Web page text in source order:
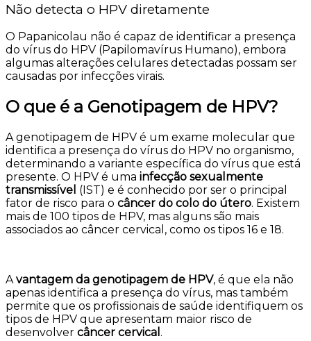
Não detecta o HPV diretamente
O Papanicolau não é capaz de identificar a presença
do vírus do HPV (Papilomavírus Humano), embora
algumas alterações celulares detectadas possam ser
causadas por infecções virais.
O que é a Genotipagem de HPV?
A genotipagem de HPV é um exame molecular que
identifica a presença do vírus do HPV no organismo,
determinando a variante específica do vírus que está
presente. O HPV é uma infecção sexualmente
transmissível (IST) e é conhecido por ser o principal
fator de risco para o câncer do colo do útero. Existem
mais de 100 tipos de HPV, mas alguns são mais
associados ao câncer cervical, como os tipos 16 e 18.
Avantagem da genotipagem de HPV, é que ela não
apenas identifica a presença do vírus, mas também
permite que os profissionais de saúde identifiquem os
tipos de HPV que apresentam maior risco de
desenvolver câncer cervical .